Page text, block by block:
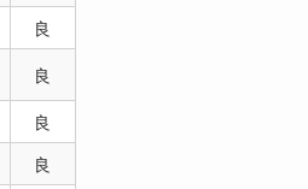
良
良
良
良